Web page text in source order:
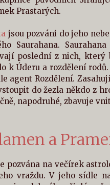
Prastarých.
jsou pozváni do jeho
Saurahana.
poslední z nich,
k Úderu a rozdělení
agent Rozdělení.
do žezla někdo z
napodruhé, zbavuje
a
pozvána na večírek
vraždu. V jeho sídle